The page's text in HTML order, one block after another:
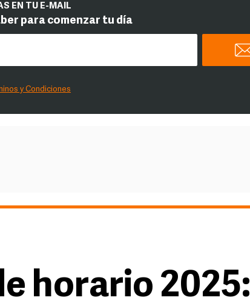
EN TU E-MAIL
para comenzar tu día
y Condiciones
horario 2025: